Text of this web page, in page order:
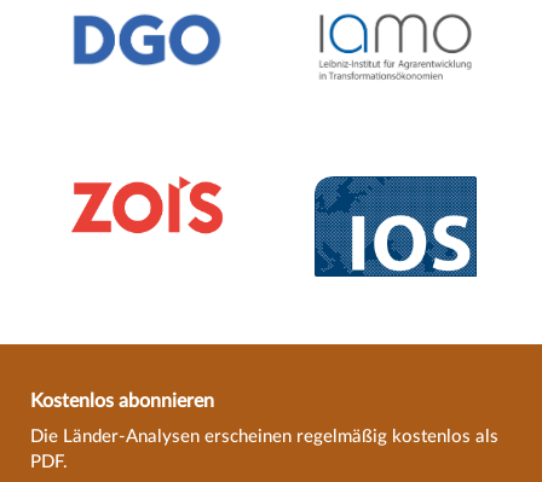
Kostenlos abonnieren
Die Länder-Analysen erscheinen regelmäßig kostenlos als
PDF.